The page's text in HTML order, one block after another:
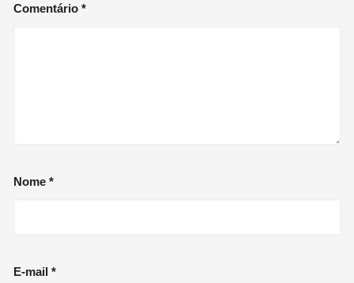
Comentário*
Nome*
E-mail*